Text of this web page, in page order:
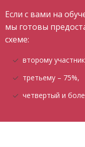
Если с вами на
мы готовы
схеме:
второму
третьему – 75%,
четвертый и